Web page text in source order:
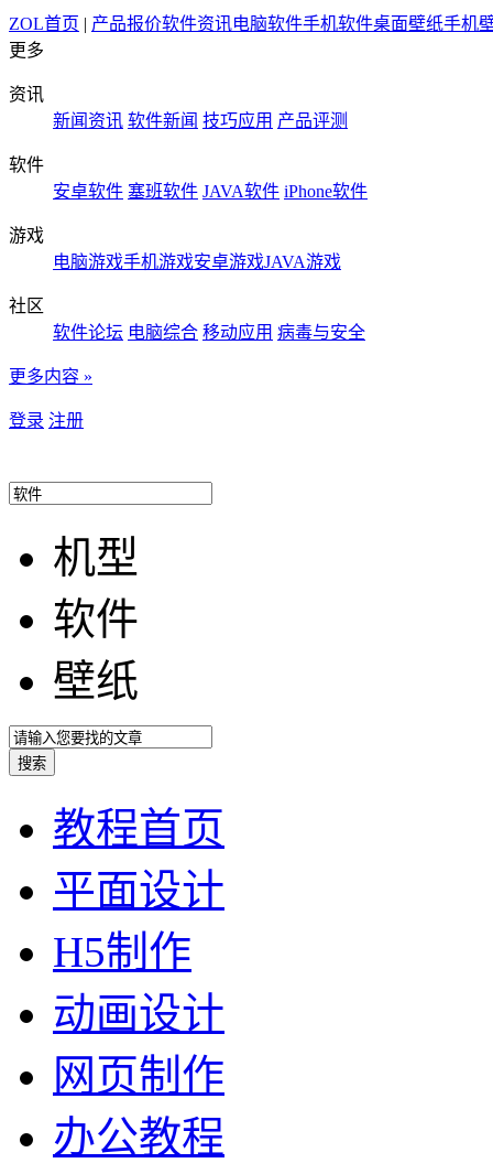
ZOL首页 | 产品报价软件资讯电脑软件手机软件桌面壁纸手机
更多
资讯
新闻资讯 软件新闻 技巧应用 产品评测
软件
安卓软件 塞班软件 JAVA软件 iPhone软件
游戏
电脑游戏手机游戏安卓游戏JAVA游戏
社区
软件论坛 电脑综合 移动应用 病毒与安全
更多内容 »
登录 注册
机型
软件
壁纸
教程首页
平面设计
H5制作
动画设计
网页制作
办公教程